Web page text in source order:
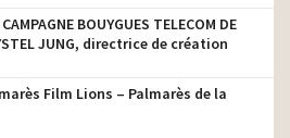
BOUYGUES TELECOM DE
JUNG, directrice de création
Film Lions – Palmarès de la